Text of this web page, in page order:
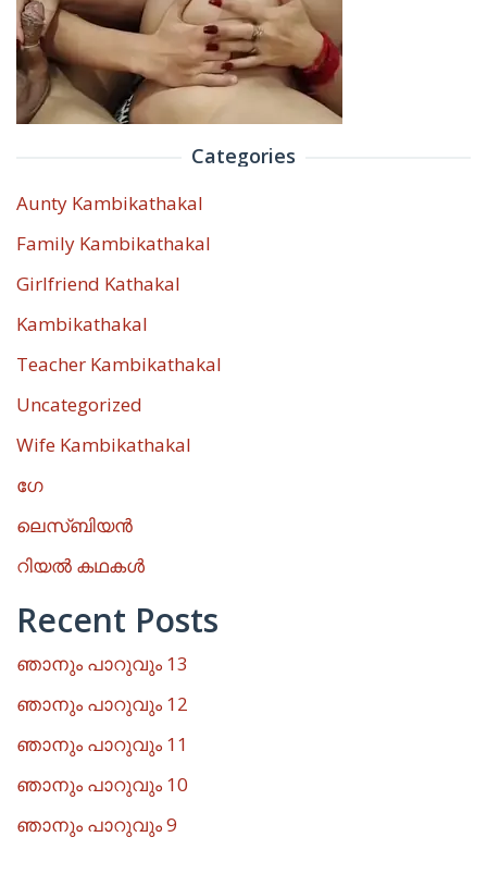
Categories
Aunty Kambikathakal
Family Kambikathakal
Girlfriend Kathakal
Kambikathakal
Teacher Kambikathakal
Uncategorized
Wife Kambikathakal
ഗേ
ലെസ്ബിയൻ
റിയൽ കഥകൾ
Recent Posts
ഞാനും പാറുവും 13
ഞാനും പാറുവും 12
ഞാനും പാറുവും 11
ഞാനും പാറുവും 10
ഞാനും പാറുവും 9